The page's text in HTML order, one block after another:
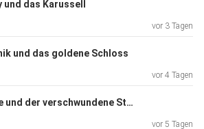
und das Karussell
vor 3 Tagen
und das goldene Schloss
vor 4 Tagen
#2166 Suse und der verschwundene Stern
vor 5 Tagen